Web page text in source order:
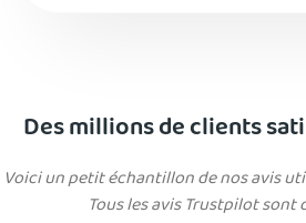
Des millions de clients
Voici un petit échantillon de nos avis
Tous les avis Trustpilot